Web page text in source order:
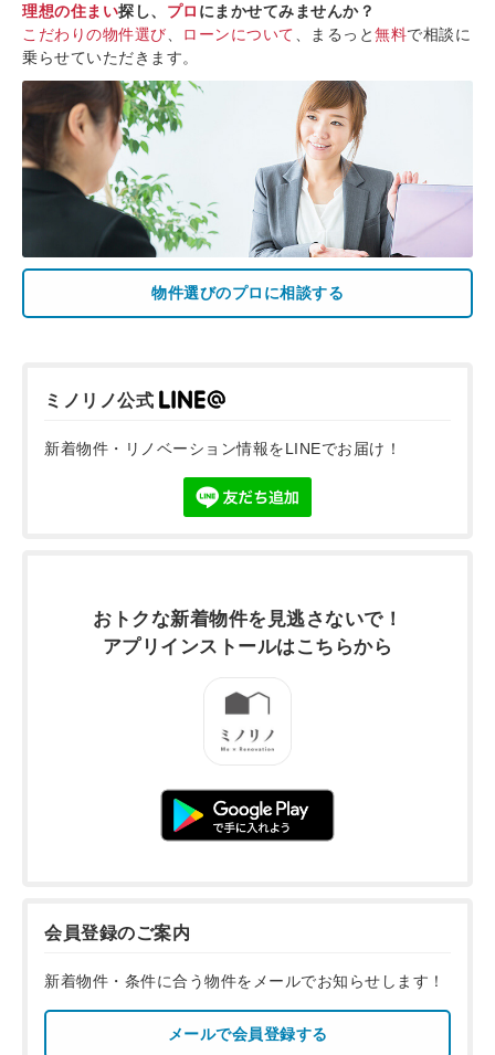
理想の住まい探し、 プロ にまかせてみませんか？
こだわりの物件選び
ローンについて 、まるっと無料で相談に
乗らせていただきます。
物件選びのプロに相談する
ミノリノ公式
新着物件・リノベーション情報をLINEでお届け！
おトクな新着物件を 見逃さないで！
アプリインストールはこちらから
会員登録のご案内
新着物件・条件に合う物件をメールでお知らせします！
メールで会員登録する